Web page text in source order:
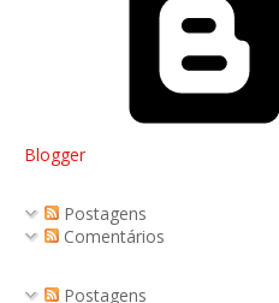
Blogger
Postagens
Comentários
Postagens